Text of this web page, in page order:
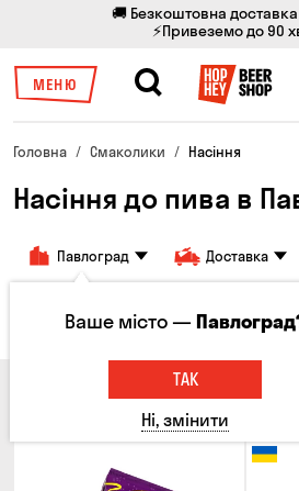
🚚 Безкоштовна доставка
⚡Привеземо до 90
МЕНЮ
Головна Смаколики Насіння
Насіння до пива в
Павлоград Доставка
Горішки Кукурудза Насіння
НАСІННЯ
Ваше місто —
ТАК
Ні, змінити